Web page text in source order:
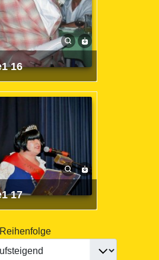
16
17
Reihenfolge